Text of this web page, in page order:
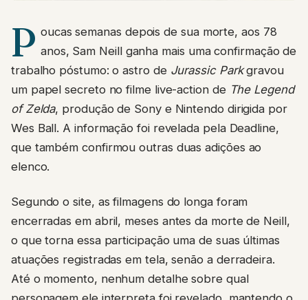
P oucas semanas depois de sua morte, aos 78
anos, Sam Neill ganha mais uma confirmação de
trabalho póstumo: o astro de Jurassic Parkgravou
um papel secreto no filme live-action de The Legend
of Zelda, produção de Sony e Nintendo dirigida por
Wes Ball. A informação foi revelada pela Deadline,
que também confirmou outras duas adições ao
elenco.
Segundo o site, as filmagens do longa foram
encerradas em abril, meses antes da morte de Neill,
o que torna essa participação uma de suas últimas
atuações registradas em tela, senão a derradeira.
Até o momento, nenhum detalhe sobre qual